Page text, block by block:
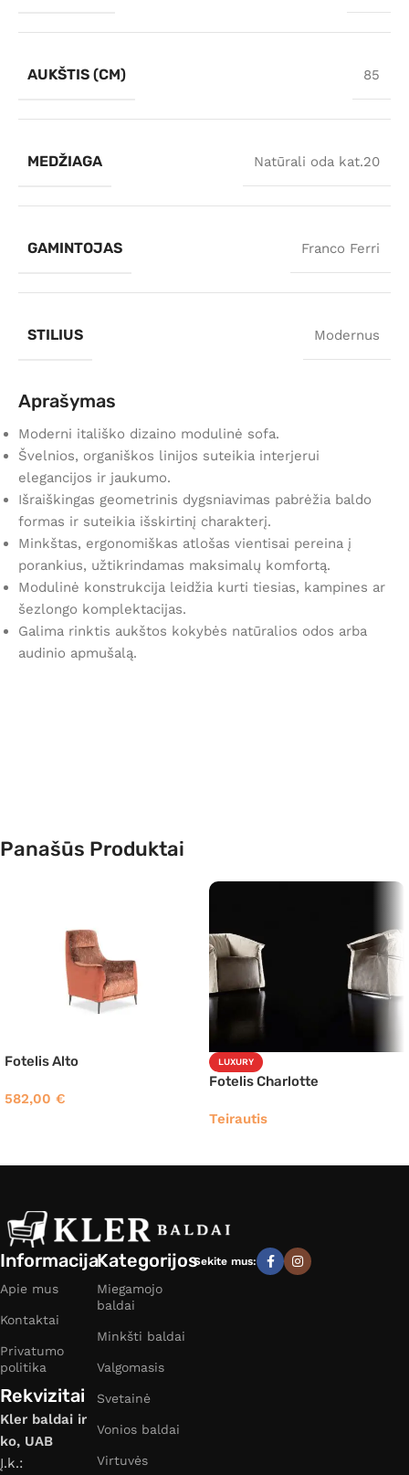
AUKŠTIS (CM) 85
MEDŽIAGA Natūrali oda kat.20
GAMINTOJAS Franco Ferri
STILIUS Modernus
Aprašymas
Moderni itališko dizaino modulinė sofa.
Švelnios, organiškos linijos suteikia interjerui
elegancijos ir jaukumo.
Išraiškingas geometrinis dygsniavimas pabrėžia baldo
formas ir suteikia išskirtinį charakterį.
Minkštas, ergonomiškas atlošas vientisai pereina į
porankius, užtikrindamas maksimalų komfortą.
Modulinė konstrukcija leidžia kurti tiesias, kampines ar
šezlongo komplektacijas.
Galima rinktis aukštos kokybės natūralios odos arba
audinio apmušalą.
Panašūs Produktai
Fotelis Alto
582,00 €
LUXURY
Fotelis Charlotte
Teirautis
Informacija
Apie mus
Kontaktai
Privatumo
politika
Rekvizitai
Kler baldai ir
ko, UAB
Į.k.:
Kategorijos
Miegamojo
baldai
Minkšti baldai
Valgomasis
Svetainė
Vonios baldai
Virtuvės
Sekite mus: